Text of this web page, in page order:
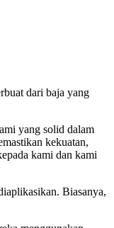
dari baja yang
yang solid dalam
kekuatan,
kami dan kami
Biasanya,